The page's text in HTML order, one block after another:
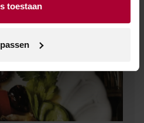
toestaan